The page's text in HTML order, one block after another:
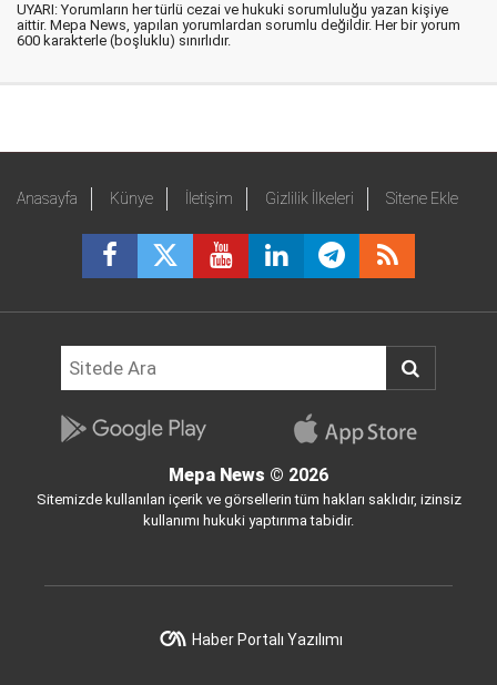
UYARI: Yorumların her türlü cezai ve hukuki sorumluluğu yazan kişiye
aittir. Mepa News, yapılan yorumlardan sorumlu değildir. Her bir yorum
600 karakterle (boşluklu) sınırlıdır.
Anasayfa Künye İletişim Gizlilik İlkeleri Sitene Ekle
Mepa News © 2026
Sitemizde kullanılan içerik ve görsellerin tüm hakları saklıdır, izinsiz
kullanımı hukuki yaptırıma tabidir.
Haber Portalı Yazılımı